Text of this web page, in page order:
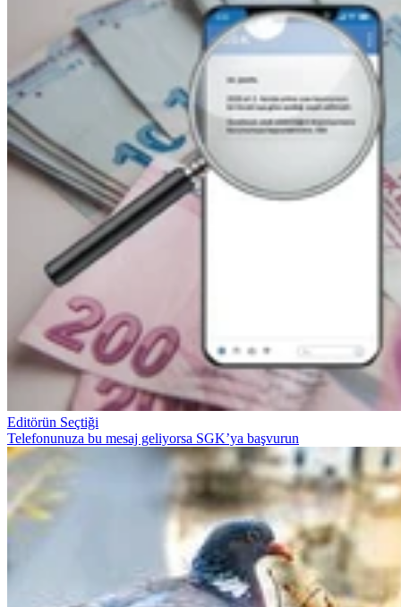
Editörün Seçtiği
Telefonunuza bu mesaj geliyorsa SGK’ya başvurun